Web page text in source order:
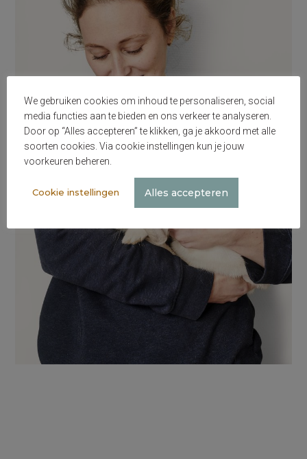
We gebruiken cookies om inhoud te personaliseren, social
media functies aan te bieden en ons verkeer te analyseren.
Door op “Alles accepteren” te klikken, ga je akkoord met alle
soorten cookies. Via cookie instellingen kun je jouw
voorkeuren beheren.
Cookie instellingen Alles accepteren